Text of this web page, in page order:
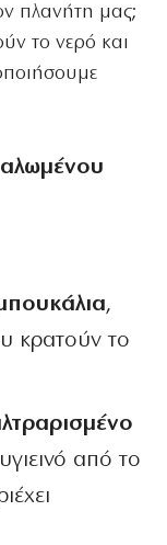
πλανήτη μας;
το νερό και
,
κρατούν το
από το